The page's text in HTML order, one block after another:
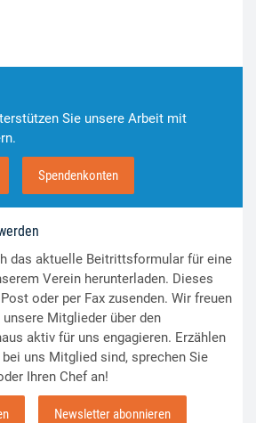
Sie unsere Arbeit mit
Spendenkonten
das aktuelle Beitrittsformular für eine
Verein herunterladen. Dieses
oder per Fax zusenden. Wir freuen
Mitglieder über den
aktiv für uns engagieren. Erzählen
uns Mitglied sind, sprechen Sie
Ihren Chef an!
Newsletter abonnieren